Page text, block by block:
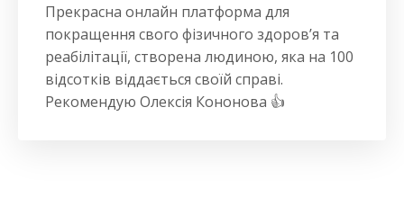
Прекрасна онлайн платформа для
покращення свого фізичного здоровʼя та
реабілітації, створена людиною, яка на 100
відсотків віддається своїй справі.
Рекомендую Олексія Кононова 👍